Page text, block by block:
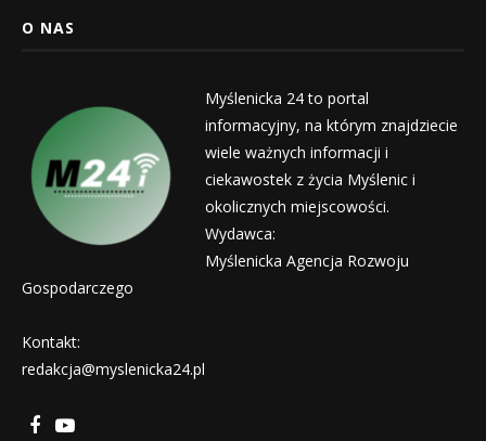
O NAS
Myślenicka 24 to portal
informacyjny, na którym znajdziecie
wiele ważnych informacji i
ciekawostek z życia Myślenic i
okolicznych miejscowości.
Wydawca:
Myślenicka Agencja Rozwoju
Gospodarczego
Kontakt:
redakcja@myslenicka24.pl